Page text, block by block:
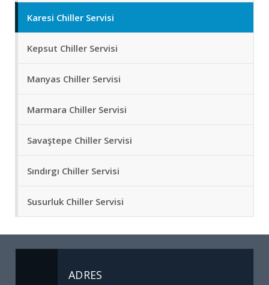
Karesi Chiller Servisi
Kepsut Chiller Servisi
Manyas Chiller Servisi
Marmara Chiller Servisi
Savaştepe Chiller Servisi
Sındırgı Chiller Servisi
Susurluk Chiller Servisi
ADRES